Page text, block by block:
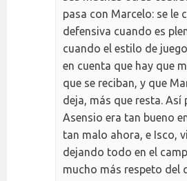
pasa con Marcelo: se le
defensiva cuando es
cuando el estilo de
en cuenta que hay que
que se reciban, y que
deja, más que resta. Así
Asensio era tan bueno
tan malo ahora, e Isco,
dejando todo en el
mucho más respeto del